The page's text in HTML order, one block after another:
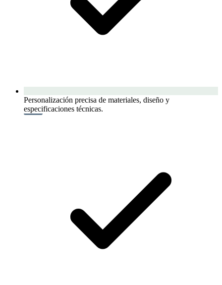
Personalización precisa de materiales, diseño y
especificaciones técnicas.